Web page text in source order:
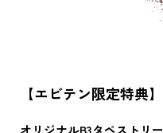
【エビテン限定特典】